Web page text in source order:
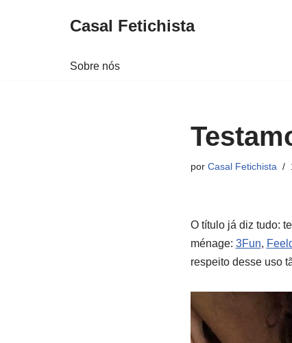
Casal Fetichista
Sobre nós
por Casal Fetichista
O título já diz tudo:
ménage: 3Fun,
respeito desse uso